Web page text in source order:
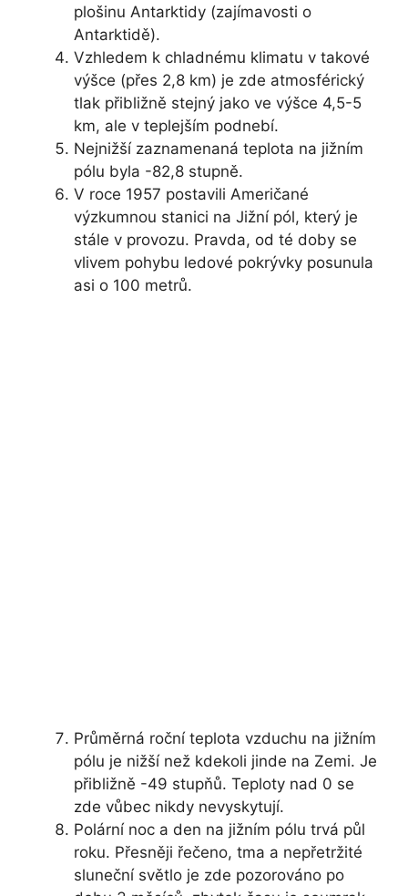
plošinu Antarktidy (zajímavosti o
Antarktidě).
Vzhledem k chladnému klimatu v takové
výšce (přes 2,8 km) je zde atmosférický
tlak přibližně stejný jako ve výšce 4,5-5
km, ale v teplejším podnebí.
Nejnižší zaznamenaná teplota na jižním
pólu byla -82,8 stupně.
V roce 1957 postavili Američané
výzkumnou stanici na Jižní pól, který je
stále v provozu. Pravda, od té doby se
vlivem pohybu ledové pokrývky posunula
asi o 100 metrů.
Průměrná roční teplota vzduchu na jižním
pólu je nižší než kdekoli jinde na Zemi. Je
přibližně -49 stupňů. Teploty nad 0 se
zde vůbec nikdy nevyskytují.
Polární noc a den na jižním pólu trvá půl
roku. Přesněji řečeno, tma a nepřetržité
sluneční světlo je zde pozorováno po